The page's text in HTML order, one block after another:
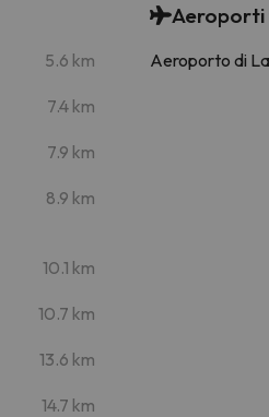
5.6 km
7.4 km
7.9 km
8.9 km
10.1 km
10.7 km
13.6 km
14.7 km
Aeroporti
Aeroporto di